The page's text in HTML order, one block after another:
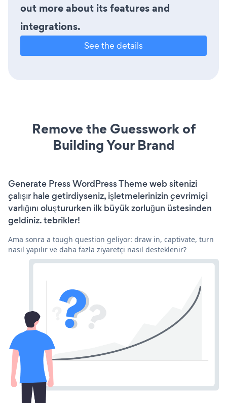
out more about its features and
integrations.
See the details
Remove the Guesswork of
Building Your Brand
Generate Press WordPress Theme web sitenizi
çalışır hale getirdiyseniz, işletmelerinizin çevrimiçi
varlığını oluştururken ilk büyük zorluğun üstesinden
geldiniz. tebrikler!
Ama sonra a tough question geliyor: draw in, captivate, turn
nasıl yapılır ve daha fazla ziyaretçi nasıl desteklenir?